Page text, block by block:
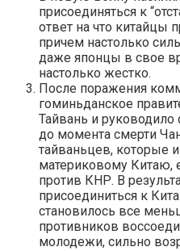
присоединяться к
ответ на что китайцы
причем настолько
даже японцы в свое
настолько жестко.
После поражения
гоминьданское
Тайвань и руководило
до момента смерти
тайваньцев, которые
материковому Китаю,
против КНР. В
присоединиться к
становилось все
противников
молодежи, сильно